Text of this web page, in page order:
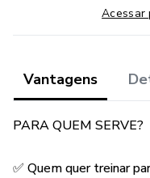
Acessar
Vantagens
PARA QUEM SERVE?
✅ Quem quer treinar